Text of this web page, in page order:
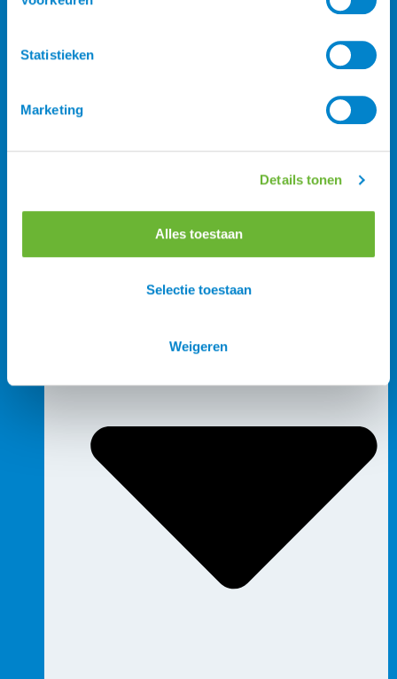
Statistieken
Marketing
Details tonen
Alles toestaan
Selectie toestaan
Weigeren
Teugels
Paardendekens